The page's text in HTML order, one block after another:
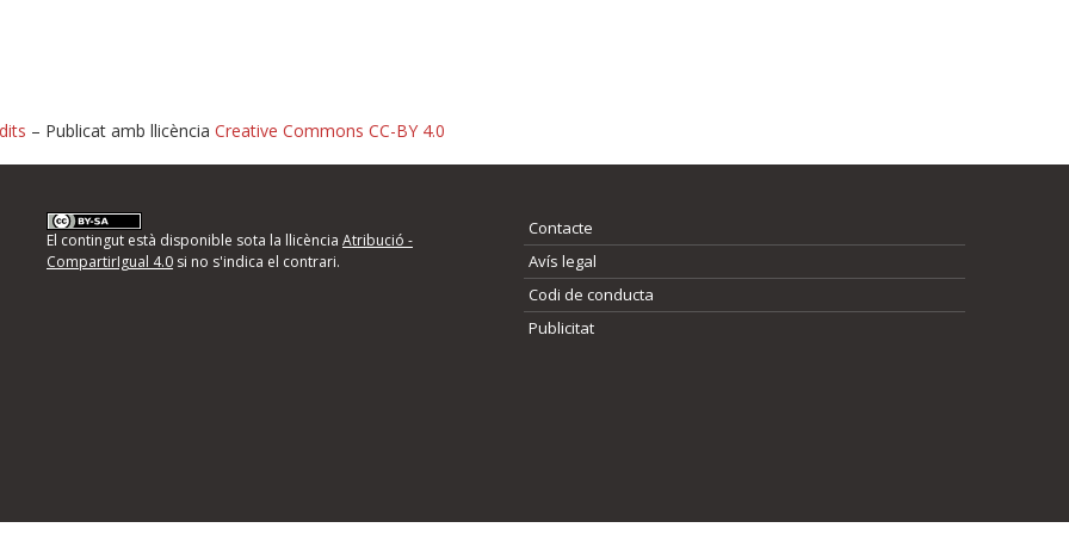
d'errors
següents i descriviu quina és la millora que
– Publicat amb llicència Creative Commons CC-BY 4.0
El contingut està disponible sota la llicència Atribució -
CompartirIgual 4.0si no s'indica el contrari.
Contacte
Avís legal
Codi de conducta
Publicitat